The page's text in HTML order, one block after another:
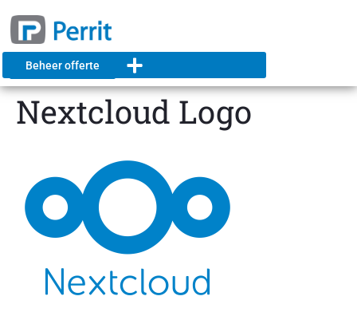
Beheer offerte
Nextcloud Logo